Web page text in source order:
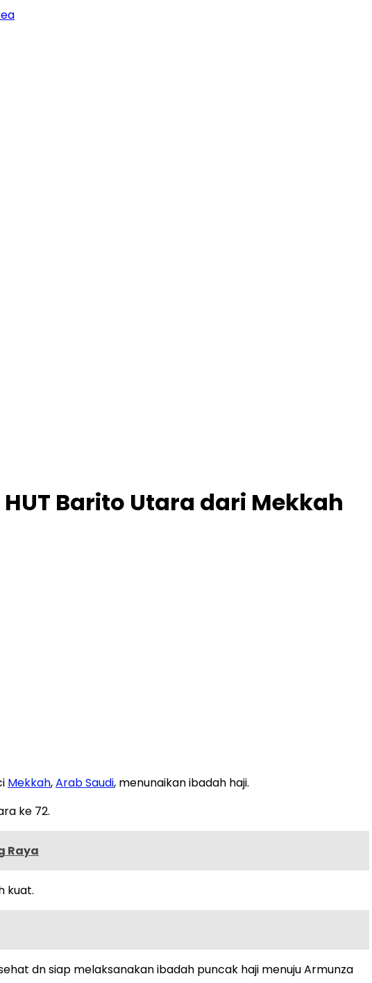
Barito Utara dari Mekkah
Mekkah,Arab Saudi, menunaikan ibadah haji.
ke 72.
Raya
kuat.
dn siap melaksanakan ibadah puncak haji menuju Armunza